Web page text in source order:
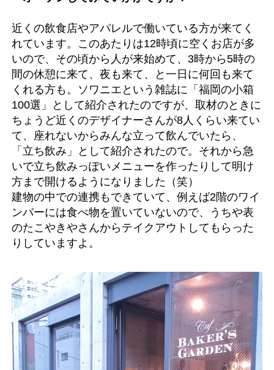
近くの飲食店やアパレルで働いている方が来てく
れています。このあたりは12時頃に空くお店が多
いので、その頃から人が来始めて、3時から5時の
間の休憩に来て、夜も来て、と一日に何回も来て
くれる方も。ソワニエという雑誌に「福岡の小箱
100選」として紹介されたのですが、取材のときに
ちょうど近くのデザイナーさんが8人くらい来てい
て、座れないからみんな立って飲んでいたら、
「立ち飲み」として紹介されたので。それから急
いで立ち飲みっぽいメニューを作ったりして明け
方まで開けるようになりました（笑）
建物の中での連携もできていて、例えば2階のワイ
ンバーには食べ物を置いていないので、うちや表
のたこやきやさんからテイクアウトしてもらった
りしていますよ。